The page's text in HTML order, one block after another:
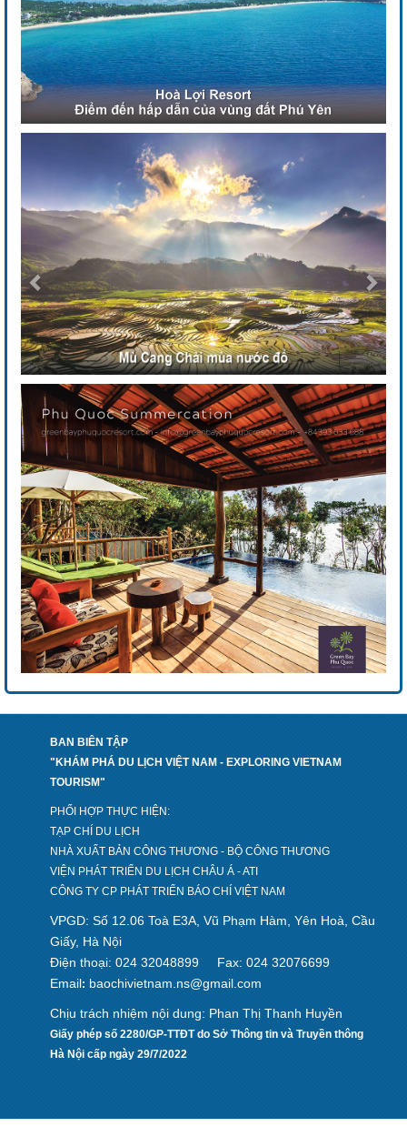
BAN BIÊN TẬP
"KHÁM PHÁ DU LỊCH VIỆT NAM - EXPLORING VIETNAM
TOURISM"
PHỐI HỢP THỰC HIỆN:
TẠP CHÍ DU LỊCH
NHÀ XUẤT BẢN CÔNG THƯƠNG - BỘ CÔNG THƯƠNG
VIỆN PHÁT TRIỂN DU LỊCH CHÂU Á - ATI
CÔNG TY CP PHÁT TRIỂN BÁO CHÍ VIỆT NAM
VPGD: Số 12.06 Toà E3A, Vũ Phạm Hàm, Yên Hoà, Cầu
Giấy, Hà Nội
Điện thoại: 024 32048899
Fax: 024 32076699
Email: baochivietnam.ns@gmail.com
Chịu trách nhiệm nội dung: Phan Thị Thanh Huyền
Giấy phép số 2280/GP-TTĐT do Sở Thông tin và Truyền thông
Hà Nội cấp ngày 29/7/2022